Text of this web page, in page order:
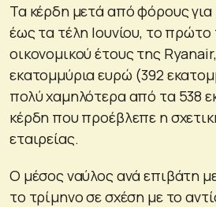
Τα κέρδη μετά από φόρους για
έως τα τέλη Ιουνίου, το πρώτο
οικονομικού έτους της
εκατομμύρια ευρώ (392
πολύ χαμηλότερα από τα 538
κέρδη που προέβλεπε η
εταιρείας.
Ο μέσος ναύλος ανά επιβάτη
το τρίμηνο σε σχέση με το